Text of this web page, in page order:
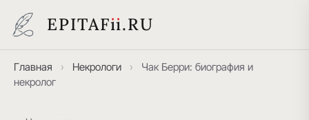
EPITAFii.RU
Главная › Некрологи ›
Чак Берри: биография и
некролог